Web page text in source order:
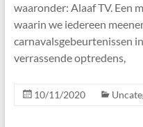
waaronder: Alaaf TV. Een
waarin we iedereen
carnavalsgebeurtenissen
verrassende optredens,
10/11/2020